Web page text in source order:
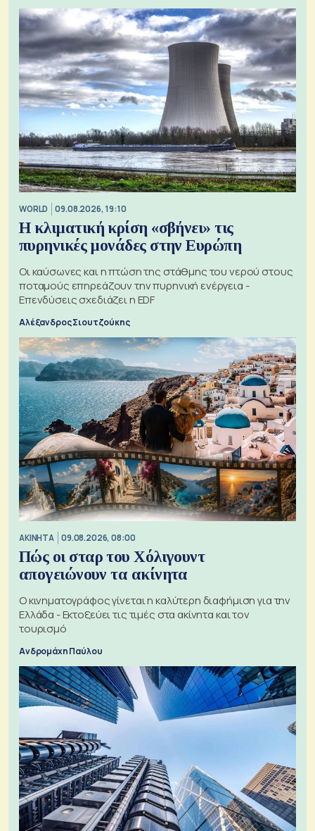
WORLD 09.08.2026, 19:10
Η κλιματική κρίση «σβήνει» τις
πυρηνικές μονάδες στην Ευρώπη
Οι καύσωνες και η πτώση της στάθμης του νερού στους
ποταμούς επηρεάζουν την πυρηνική ενέργεια -
Επενδύσεις σχεδιάζει η EDF
Αλέξανδρος Σιουτζούκης
ΑΚΙΝΗΤΑ 09.08.2026, 08:00
Πώς οι σταρ του Χόλιγουντ
απογειώνουν τα ακίνητα
Ο κινηματογράφος γίνεται η καλύτερη διαφήμιση για την
Ελλάδα - Εκτοξεύει τις τιμές στα ακίνητα και τον
τουρισμό
Ανδρομάχη Παύλου